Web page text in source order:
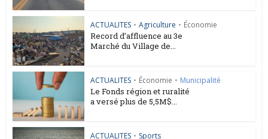
ACTUALITES • Agriculture • Économie
Record d’affluence au 3e
Marché du Village de...
ACTUALITES • Économie • Municipalité
Le Fonds région et ruralité
a versé plus de 5,5M$...
ACTUALITES • Sports